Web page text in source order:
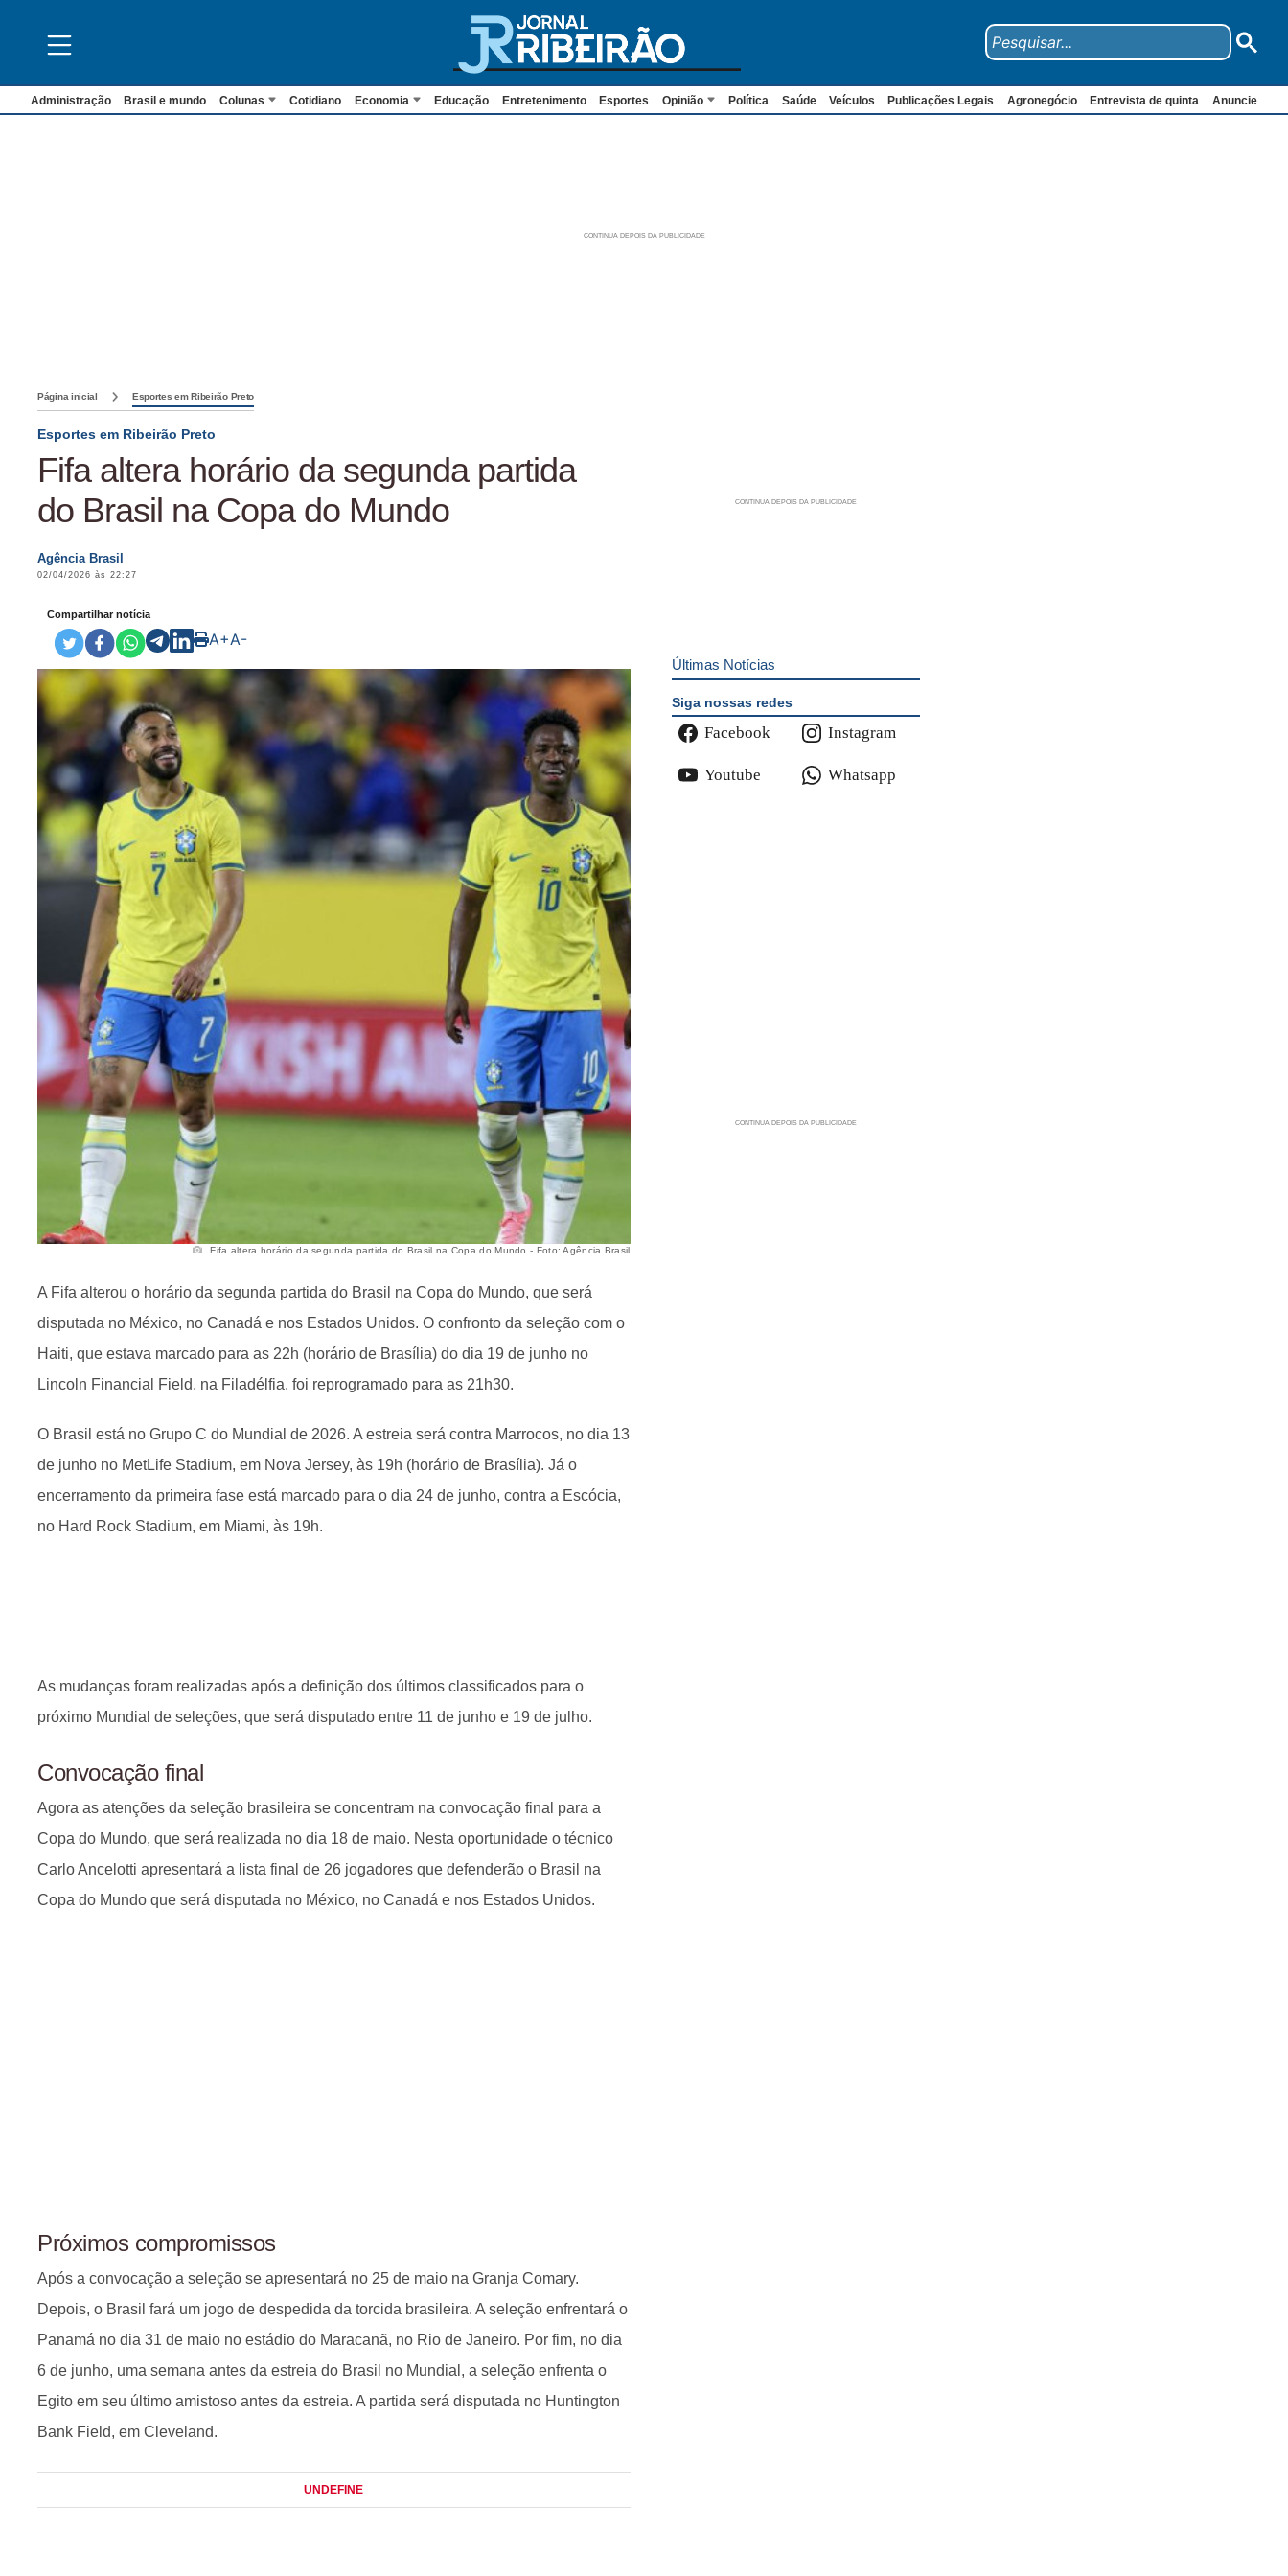
Administração Brasil e mundo Colunas Cotidiano Economia Educação Entretenimento Esportes Opinião Política Saúde Veículos Publicações Legais Agronegócio Entrevista de quinta Anuncie
Página inicial Esportes em Ribeirão Preto
Esportes em Ribeirão Preto
Fifa altera horário da segunda partida
do Brasil na Copa do Mundo
Agência Brasil
02/04/2026 às 22:27
Compartilhar notícia
A+A-
Fifa altera horário da segunda partida do Brasil na Copa do Mundo - Foto: Agência Brasil
A Fifa alterou o horário da segunda partida do Brasil na Copa do Mundo, que será
disputada no México, no Canadá e nos Estados Unidos. O confronto da seleção com o
Haiti, que estava marcado para as 22h (horário de Brasília) do dia 19 de junho no
Lincoln Financial Field, na Filadélfia, foi reprogramado para as 21h30.
O Brasil está no Grupo C do Mundial de 2026. A estreia será contra Marrocos, no dia 13
de junho no MetLife Stadium, em Nova Jersey, às 19h (horário de Brasília). Já o
encerramento da primeira fase está marcado para o dia 24 de junho, contra a Escócia,
no Hard Rock Stadium, em Miami, às 19h.
As mudanças foram realizadas após a definição dos últimos classificados para o
próximo Mundial de seleções, que será disputado entre 11 de junho e 19 de julho.
Convocação final
Agora as atenções da seleção brasileira se concentram na convocação final para a
Copa do Mundo, que será realizada no dia 18 de maio. Nesta oportunidade o técnico
Carlo Ancelotti apresentará a lista final de 26 jogadores que defenderão o Brasil na
Copa do Mundo que será disputada no México, no Canadá e nos Estados Unidos.
Próximos compromissos
Após a convocação a seleção se apresentará no 25 de maio na Granja Comary.
Depois, o Brasil fará um jogo de despedida da torcida brasileira. A seleção enfrentará o
Panamá no dia 31 de maio no estádio do Maracanã, no Rio de Janeiro. Por fim, no dia
6 de junho, uma semana antes da estreia do Brasil no Mundial, a seleção enfrenta o
Egito em seu último amistoso antes da estreia. A partida será disputada no Huntington
Bank Field, em Cleveland.
UNDEFINE
Últimas Notícias
Siga nossas redes
Facebook Instagram
Youtube Whatsapp